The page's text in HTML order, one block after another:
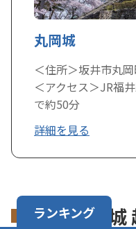
丸岡城
＜住所＞坂井市丸
＜アクセス＞JR福
で約50分
詳細を見る
天空の城
ランキング